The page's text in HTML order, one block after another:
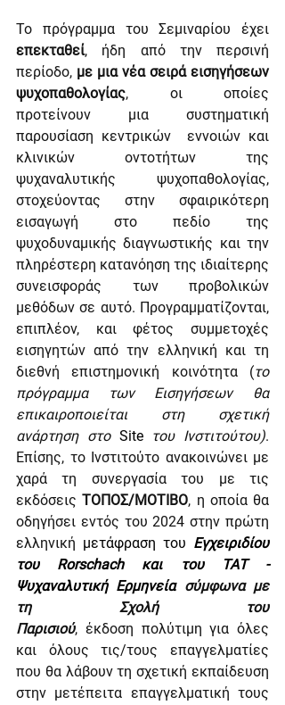
επεκταθεί, ήδη από την περσινή
περίοδο, με μια νέα σειρά εισηγήσεων
ψυχοπαθολογίας, οι οποίες
προτείνουν μια συστηματική
παρουσίαση κεντρικών  εννοιών και
κλινικών οντοτήτων της
ψυχαναλυτικής ψυχοπαθολογίας,
στοχεύοντας στην σφαιρικότερη
εισαγωγή στο πεδίο της
ψυχοδυναμικής διαγνωστικής και την
πληρέστερη κατανόηση της ιδιαίτερης
συνεισφοράς των προβολικών
μεθόδων σε αυτό. Προγραμματίζονται,
επιπλέον, και φέτος συμμετοχές
εισηγητών από την ελληνική και τη
διεθνή επιστημονική κοινότητα (το
πρόγραμμα των Εισηγήσεων θα
επικαιροποιείται στη σχετική
ανάρτηση στο Site του Ινστιτούτου).
Επίσης, το Ινστιτούτο ανακοινώνει με
χαρά τη συνεργασία του με τις
εκδόσεις ΤΟΠΟΣ/ΜΟΤΙΒΟ, η οποία θα
οδηγήσει εντός του 2024 στην πρώτη
ελληνική μετάφραση του Εγχειριδίου
του Rorschach και του ΤΑΤ -
Ψυχαναλυτική Ερμηνεία σύμφωνα με
τη Σχολή του
Παρισιού, έκδοση πολύτιμη για όλες
και όλους τις/τους επαγγελματίες
που θα λάβουν τη σχετική εκπαίδευση
στην μετέπειτα επαγγελματική τους